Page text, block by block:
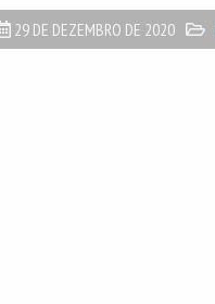
29 DE DEZEMBRO DE 2020